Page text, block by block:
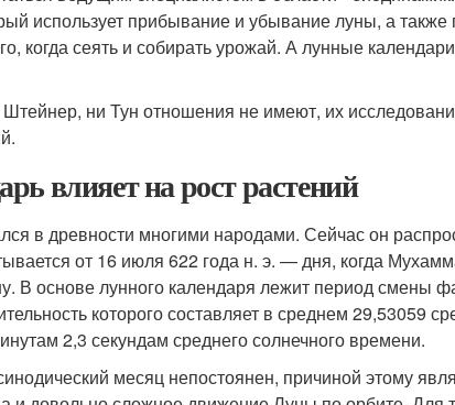
использует прибывание и убывание луны, а
когда сеять и собирать урожай. А лунные
ни Тун отношения не имеют, их
влияет на рост растений
в древности многими народами. Сейчас он
от 16 июля 622 года н. э. — дня, когда
В основе лунного календаря лежит период смены
которого составляет в среднем 29,53059
2,3 секундам среднего солнечного времени.
месяц непостоянен, причиной этому